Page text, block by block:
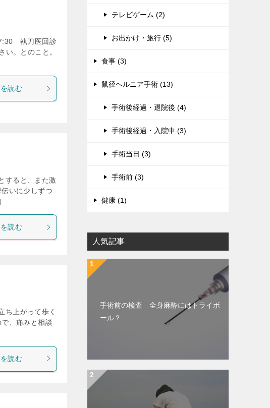
執刀医回診
い。とのこと。
読む
すると、また激
いに少しずつ
読む
上がって歩く
、痛みと相談
読む
テレビゲーム (2)
お出かけ・旅行 (5)
食事 (3)
鼠径ヘルニア手術 (13)
手術後経過・退院後 (4)
手術後経過・入院中 (3)
手術当日 (3)
手術前 (3)
健康 (1)
人気記事
手術前の検査 全身麻酔にはトライボ
ール？